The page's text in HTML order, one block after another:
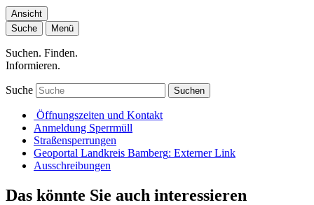
Ansicht
Suche
Menü
Suchen. Finden.
Informieren.
Suche Suchen
Öffnungszeiten und Kontakt
Anmeldung Sperrmüll
Straßensperrungen
Geoportal Landkreis Bamberg: Externer Link
Ausschreibungen
Das könnte Sie auch interessieren